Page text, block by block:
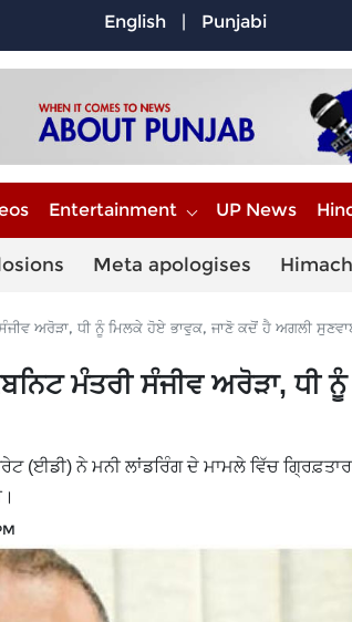
English | Punjabi
Entertainment UP News
Meta apologises
ਅਰੋੜਾ, ਧੀ ਨੂੰ ਮਿਲਕੇ ਹੋਏ ਭਾਵੁਕ, ਜਾਣੋ ਕਦੋਂ ਹੈ ਅਗਲੀ
ਮੰਤਰੀ ਸੰਜੀਵ ਅਰੋੜਾ, ਧੀ
ਨੇ ਮਨੀ ਲਾਂਡਰਿੰਗ ਦੇ ਮਾਮਲੇ ਵਿੱਚ ਗ੍ਰਿਫ਼ਤਾਰ